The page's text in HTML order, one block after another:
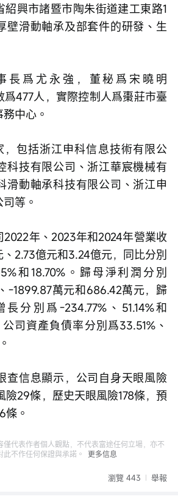
紹興市諸暨市陶朱街道建工東路1
壁滑動軸承及部套件的研發、生
長爲尤永強，董秘爲宋曉明
爲477人，實際控制人爲棗莊市臺
中心。
包括浙江申科信息技術有限公
科技有限公司、浙江華宸機械有
滑動軸承科技有限公司、浙江申
等。
年、2023年和2024年營業收
2.73億元和3.24億元，同比分別
和18.70%。歸母淨利潤分別
-1899.87萬元和686.42萬元，歸
分別爲-234.77%、51.14%和
司資產負債率分別爲33.51%、
查信息顯示，公司自身天眼風險
險29條，歷史天眼風險178條，預
條。
僅代表作者個人觀點，不代表富途任何立場，亦不
不作任何保證與承諾。
更多信息
瀏覽 443 舉報